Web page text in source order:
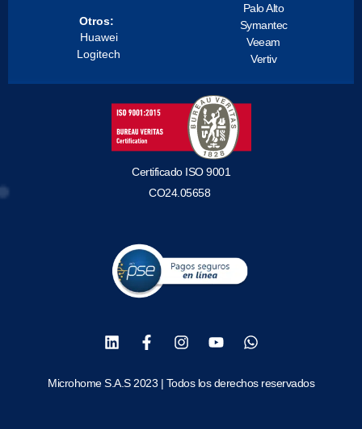
Otros:
Huawei
Logitech
Palo Alto
Symantec
Veeam
Vertiv
Certificado ISO 9001
CO24.05658
Microhome S.A.S 2023 | Todos los derechos reservados